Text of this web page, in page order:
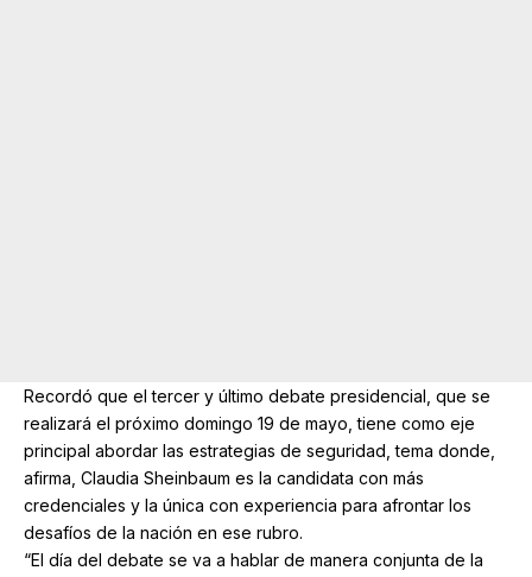
Recordó que el tercer y último debate presidencial, que se
realizará el próximo domingo 19 de mayo, tiene como eje
principal abordar las estrategias de seguridad, tema donde,
afirma, Claudia Sheinbaum es la candidata con más
credenciales y la única con experiencia para afrontar los
desafíos de la nación en ese rubro.
“El día del debate se va a hablar de manera conjunta de la